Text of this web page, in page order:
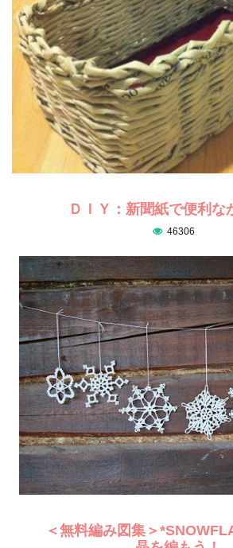
ＤＩＹ：新聞紙で便利な
46306
＜無料編み図集＞